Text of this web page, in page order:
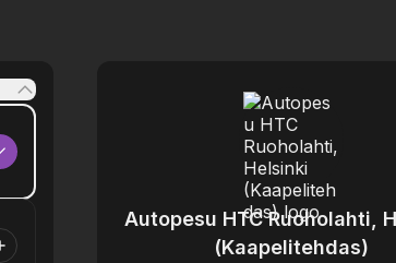
Autopesu HTC Ruoholahti,
(Kaapelitehdas)